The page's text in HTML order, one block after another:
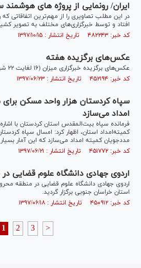
ایران/ رونمایی از پروژه های
در این مطلب تصاویری را از مهم‌ترین اتفاقاتی
افتاد و توسط خبرگزاری‌های مختلف به تصویر
کد خبر: ۴۸۲۲۴۳ تاریخ انتشار : ۱۳۹۷/۱۰/۱۵
عکس‌های برگزیده هفته
عکس‌های برگزیده خبرگزاری میزان (۱۶ لغایت ۲۲ شهریور)
کد خبر: ۴۵۲۱۹۴ تاریخ انتشار : ۱۳۹۷/۰۶/۲۳
سپاه کردستان هزار واحد مسکن
امداد می‌سازد
فرمانده سپاه بیت‌المقدس استان کردستان با
کمیته‌امداد استان، اظهار کرد: امسال سپاه
مددجویان کمیته امداد می‌سازد که این آمار
کد خبر: ۴۵۱۷۷۲ تاریخ انتشار : ۱۳۹۷/۰۶/۲۱
اردوی جهادی دانشگاه علوم قضایی
اردوی جهادی دانشگاه علوم قضایی در منطقه
استان خراسان جنوبی برگزار گردید.
کد خبر: ۴۵۰۹۱۲ تاریخ انتشار : ۱۳۹۷/۰۶/۱۸
1 2 3 >